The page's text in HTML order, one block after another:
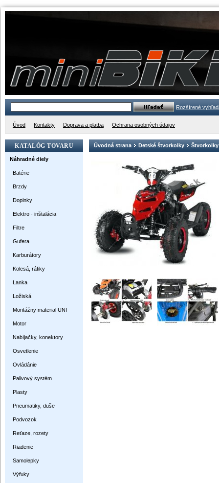
Rozšírené
Úvod Kontakty Doprava a platba Ochrana osobných údajov
KATALÓG TOVARU
Náhradné diely
Batérie
Brzdy
Doplnky
Elektro - inštalácia
Filtre
Gufera
Karburátory
Kolesá, ráfiky
Lanka
Ložiská
Montážny material UNI
Motor
Nabíjačky, konektory
Osvetlenie
Ovládánie
Palivový systém
Plasty
Pneumatiky, duše
Podvozok
Reťaze, rozety
Riadenie
Samolepky
Výfuky
Úvodná strana Detské štvorkolky